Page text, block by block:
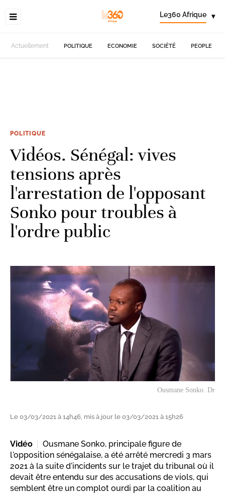
Le360 Afrique ▾
Actuellement POLITIQUE ECONOMIE SOCIÉTÉ PEOPLE
POLITIQUE
Vidéos. Sénégal: vives
tensions après
l'arrestation de l'opposant
Sonko pour troubles à
l'ordre public
Ousmane Sonko. Dr
Le 03/03/2021 à 14h46, mis à jour le 03/03/2021 à 15h26
Vidéo
Ousmane Sonko, principale figure de
l'opposition sénégalaise, a été arrêté mercredi 3 mars
2021 à la suite d'incidents sur le trajet du tribunal où il
devait être entendu sur des accusations de viols, qui
semblent être un complot ourdi par la coalition au